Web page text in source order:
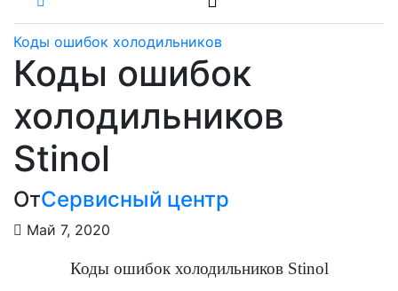
Коды ошибок холодильников
Коды ошибок
холодильников
Stinol
ОтСервисный центр
Май 7, 2020
Коды ошибок холодильников Stinol